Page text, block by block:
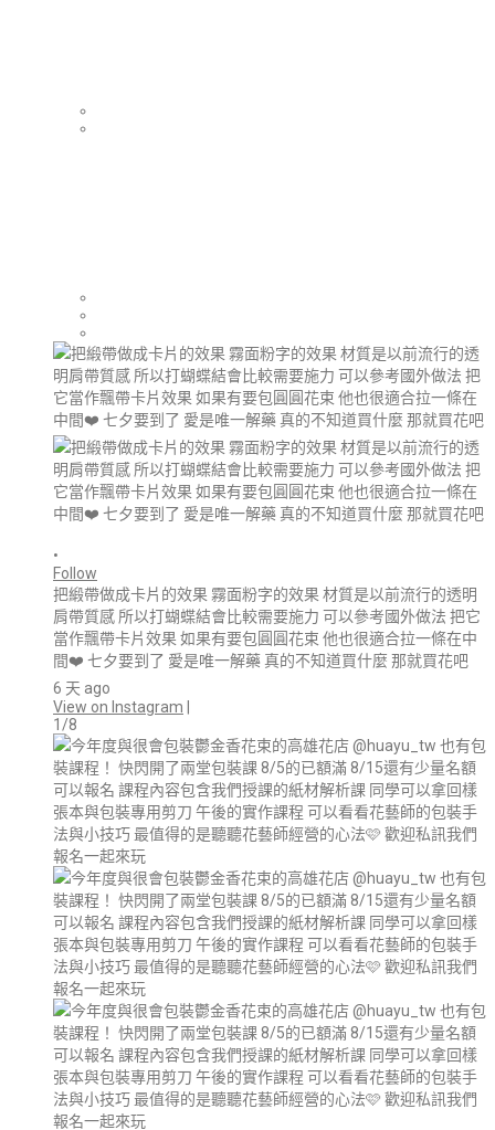
•
Follow
把緞帶做成卡片的效果 霧面粉字的效果 材質是以前流行的透明
肩帶質感 所以打蝴蝶結會比較需要施力 可以參考國外做法 把它
當作飄帶卡片效果 如果有要包圓圓花束 他也很適合拉一條在中
間❤️ 七夕要到了 愛是唯一解藥 真的不知道買什麼 那就買花吧
6 天 ago
View on Instagram
1/8